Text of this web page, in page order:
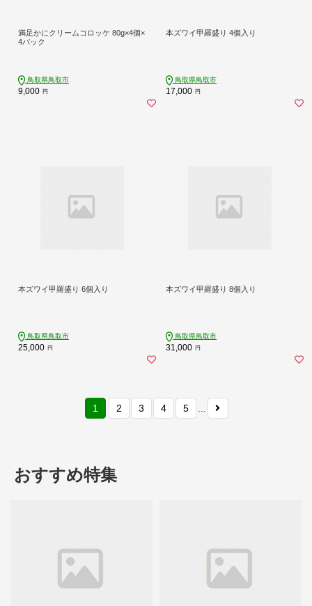
満足かにクリームコロッケ 80g×4個×
4パック
鳥取県鳥取市
9,000 円
本ズワイ甲羅盛り 4個入り
鳥取県鳥取市
17,000 円
本ズワイ甲羅盛り 6個入り
鳥取県鳥取市
25,000 円
本ズワイ甲羅盛り 8個入り
鳥取県鳥取市
31,000 円
1 2 3 4 5
おすすめ特集